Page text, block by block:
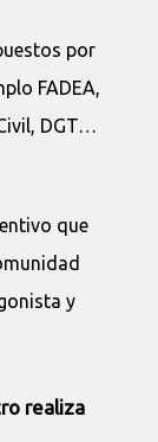
por
FADEA,
DGT…
que
y
realiza